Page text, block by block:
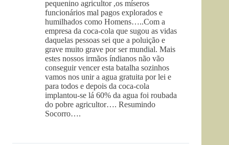
pequenino agricultor ,os míseros
funcionários mal pagos explorados e
humilhados como Homens…..Com a
empresa da coca-cola que sugou as vidas
daquelas pessoas sei que a poluição e
grave muito grave por ser mundial. Mais
estes nossos irmãos índianos não vão
conseguir vencer esta batalha sozinhos
vamos nos unir a agua gratuita por lei e
para todos e depois da coca-cola
implantou-se lá 60% da agua foi roubada
do pobre agricultor…. Resumindo
Socorro….